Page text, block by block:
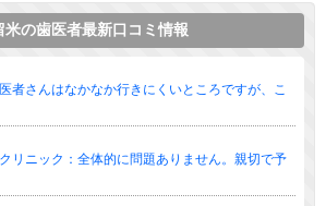
米の歯医者最新口コミ情報
者さんはなかなか行きにくいところですが、こ
リニック：全体的に問題ありません。親切で予